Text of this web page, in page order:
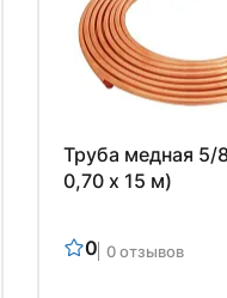
Труба медная 5/
0,70 х 15 м)
0 0 отзывов